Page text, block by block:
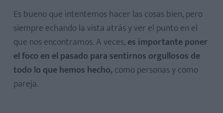
Es bueno que intentemos hacer las cosas bien, pero
siempre echando la vista atrás y ver el punto en el
que nos encontramos. A veces,es importante poner
el foco en el pasado para sentirnos orgullosos de
todo lo que hemos hecho,como personas y como
pareja.